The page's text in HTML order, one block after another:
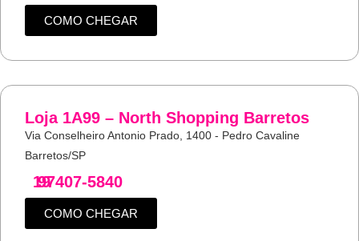
COMO CHEGAR
Loja 1A99 – North Shopping Barretos
Via Conselheiro Antonio Prado, 1400 - Pedro Cavaline
Barretos/SP
19
97407-5840
COMO CHEGAR